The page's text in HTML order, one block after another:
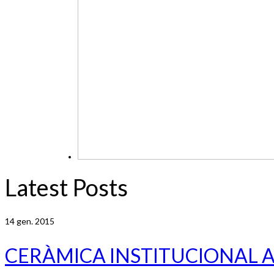
Latest Posts
14gen. 2015
CERÀMICA INSTITUCIONAL